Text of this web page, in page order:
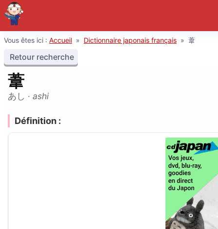
Vous êtes ici : Accueil » Dictionnaire japonais français » 葦
Retour recherche
葦
あし · ashi
Définition :